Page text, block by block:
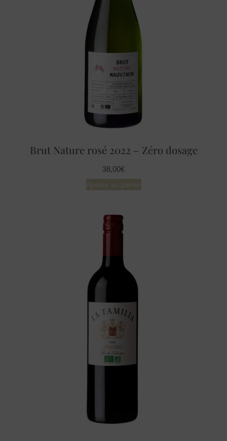
Brut Nature rosé 2022 – Zéro dosage
38,00€
Ajouter au panier